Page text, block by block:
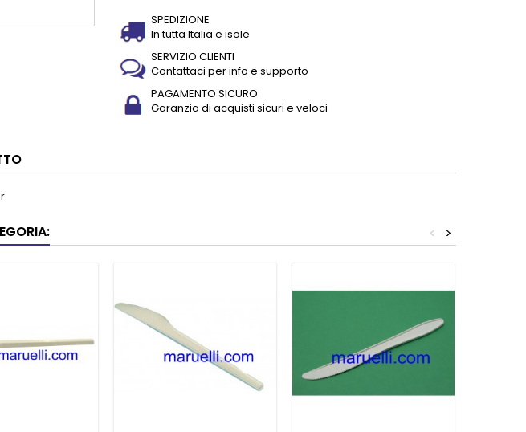
SPEDIZIONE
In tutta Italia e isole
SERVIZIO CLIENTI
Contattaci per info e supporto
PAGAMENTO SICURO
Garanzia di acquisti sicuri e veloci
>
<